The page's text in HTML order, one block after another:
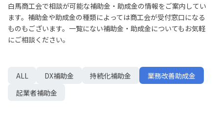
白馬商工会で相談が可能な補助金・助成金の情報をご案内してい
ます。補助金や助成金の種類によっては商工会が受付窓口になる
ものもございます。一覧にない補助金・助成金についてもお気軽
にご相談ください。
ALL DX補助金 持続化補助金
業務改善助成金
起業者補助金